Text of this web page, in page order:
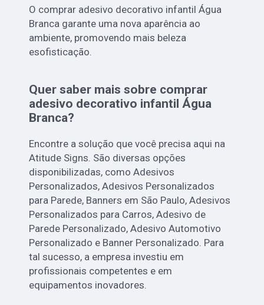
O comprar adesivo decorativo infantil Água
Branca garante uma nova aparência ao
ambiente, promovendo mais beleza
esofisticação.
Quer saber mais sobre comprar
adesivo decorativo infantil Água
Branca?
Encontre a solução que você precisa aqui na
Atitude Signs. São diversas opções
disponibilizadas, como Adesivos
Personalizados, Adesivos Personalizados
para Parede, Banners em São Paulo, Adesivos
Personalizados para Carros, Adesivo de
Parede Personalizado, Adesivo Automotivo
Personalizado e Banner Personalizado. Para
tal sucesso, a empresa investiu em
profissionais competentes e em
equipamentos inovadores.